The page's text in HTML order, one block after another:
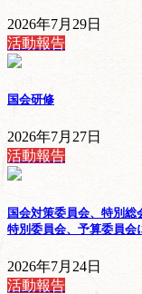
2026年7月29日
活動報告
国会研修
2026年7月27日
活動報告
国会対策委員会、特別総
特別委員会、予算委員会
2026年7月24日
活動報告